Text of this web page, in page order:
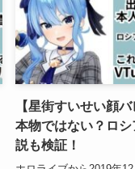
【星街すいせい顔
本物ではない？ロ
説も検証！